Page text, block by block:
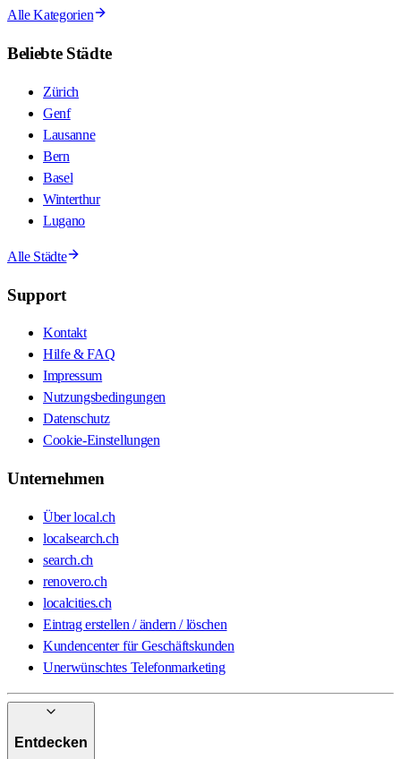
Alle Kategorien
Beliebte Städte
Zürich
Genf
Lausanne
Bern
Basel
Winterthur
Lugano
Alle Städte
Support
Kontakt
Hilfe & FAQ
Impressum
Nutzungsbedingungen
Datenschutz
Cookie-Einstellungen
Unternehmen
Über local.ch
localsearch.ch
search.ch
renovero.ch
localcities.ch
Eintrag erstellen / ändern / löschen
Kundencenter für Geschäftskunden
Unerwünschtes Telefonmarketing
Entdecken